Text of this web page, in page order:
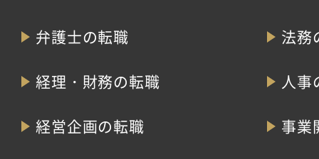
弁護士の転職 法務
経理・財務の転職 人事
経営企画の転職 事業